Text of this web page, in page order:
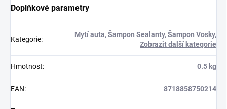
Doplňkové parametry
Kategorie:
Mytí auta,Šampon Sealanty,Šampon Vosky,
Zobrazit další kategorie
Hmotnost: 0.5 kg
EAN: 8718858750214